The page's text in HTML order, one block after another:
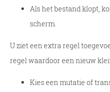
Als het bestand klopt,
scherm.
U ziet een extra regel
regel waardoor een nieuw
Kies een mutatie of